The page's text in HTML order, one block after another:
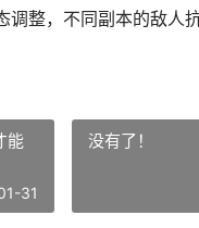
整，不同副本的敌人
能
31
没有了！